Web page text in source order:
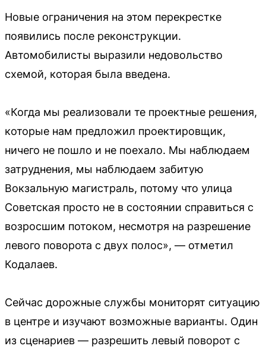
Новые ограничения на этом перекрестке
появились после реконструкции.
Автомобилисты выразили недовольство
схемой, которая была введена.
«Когда мы реализовали те проектные решения,
которые нам предложил проектировщик,
ничего не пошло и не поехало. Мы наблюдаем
затруднения, мы наблюдаем забитую
Вокзальную магистраль, потому что улица
Советская просто не в состоянии справиться с
возросшим потоком, несмотря на разрешение
левого поворота с двух полос», — отметил
Кодалаев.
Сейчас дорожные службы мониторят ситуацию
в центре и изучают возможные варианты. Один
из сценариев — разрешить левый поворот с